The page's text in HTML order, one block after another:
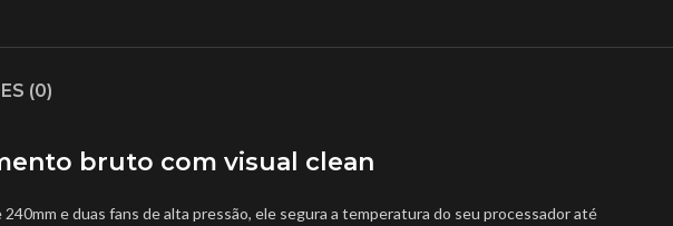
(0)
bruto com visual clean
e duas fans de alta pressão, ele segura a temperatura do seu processador até